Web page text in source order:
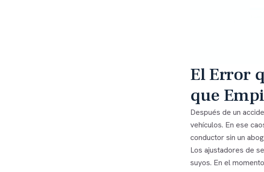
El Error
que
Después de un
vehículos. En ese
conductor sin un
Los ajustadores de
suyos. En el